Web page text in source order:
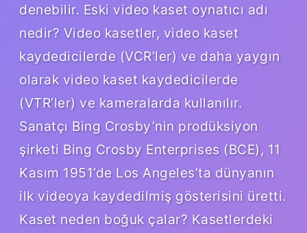
denebilir. Eski video kaset oynatıcı adı
nedir? Video kasetler, video kaset
kaydedicilerde (VCR’ler) ve daha yaygın
olarak video kaset kaydedicilerde
(VTR’ler) ve kameralarda kullanılır.
Sanatçı Bing Crosby’nin prodüksiyon
şirketi Bing Crosby Enterprises (BCE), 11
Kasım 1951’de Los Angeles’ta dünyanın
ilk videoya kaydedilmiş gösterisini üretti.
Kaset neden boğuk çalar? Kasetlerdeki